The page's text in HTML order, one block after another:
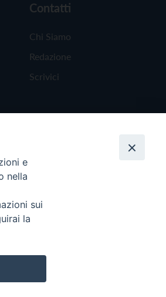
Contatti
Chi Siamo
Redazione
Scrivici
e
nella
sui
la